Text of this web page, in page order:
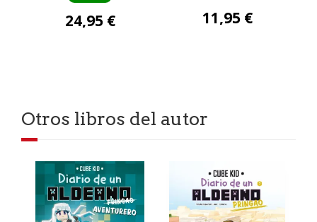
24,95 € 11,95 €
Otros libros del autor